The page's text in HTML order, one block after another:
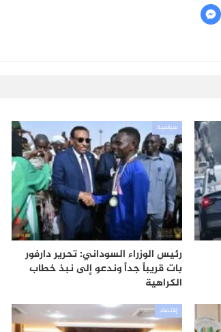
سياسية
رئيس الوزراء السوداني: تحرير دارفور
بات قريباً جداً وندعو إلى نبذ خطاب
الكراهية
إقتصاد